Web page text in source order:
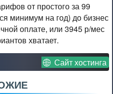
от простого за 99
минимум на год) до бизнес
оплате, или 3945 р/мес
хватает.
Сайт хостинга